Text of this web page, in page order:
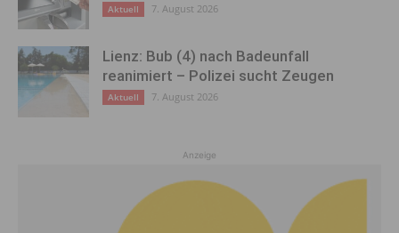
Aktuell 7. August 2026
Lienz: Bub (4) nach Badeunfall
reanimiert – Polizei sucht Zeugen
Aktuell 7. August 2026
Anzeige